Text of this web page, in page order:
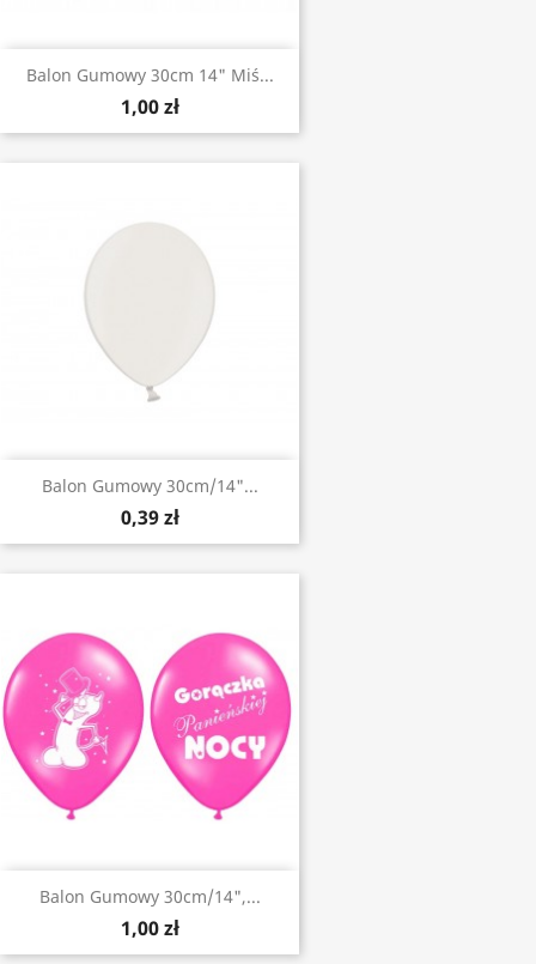
Balon Gumowy 30cm 14" Miś...
1,00 zł
Balon Gumowy 30cm/14"...
0,39 zł
Balon Gumowy 30cm/14",...
1,00 zł